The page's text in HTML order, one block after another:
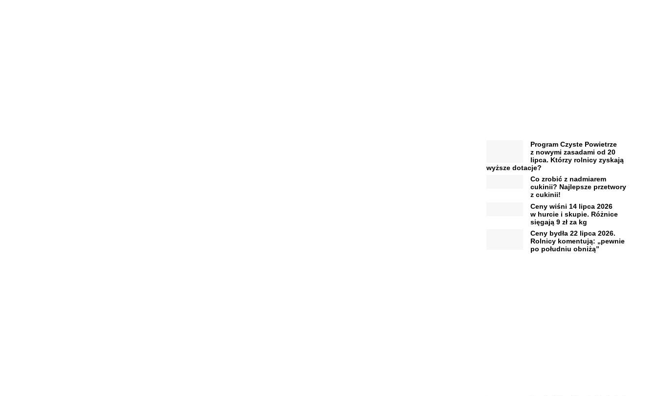
Program Czyste Powietrze
z nowymi zasadami od 20
lipca. Którzy rolnicy zyskają
wyższe dotacje?
Co zrobić z nadmiarem
cukinii? Najlepsze przetwory
z cukinii!
Ceny wiśni 14 lipca 2026
w hurcie i skupie. Różnice
sięgają 9 zł za kg
Ceny bydła 22 lipca 2026.
Rolnicy komentują: „pewnie
po południu obniżą”